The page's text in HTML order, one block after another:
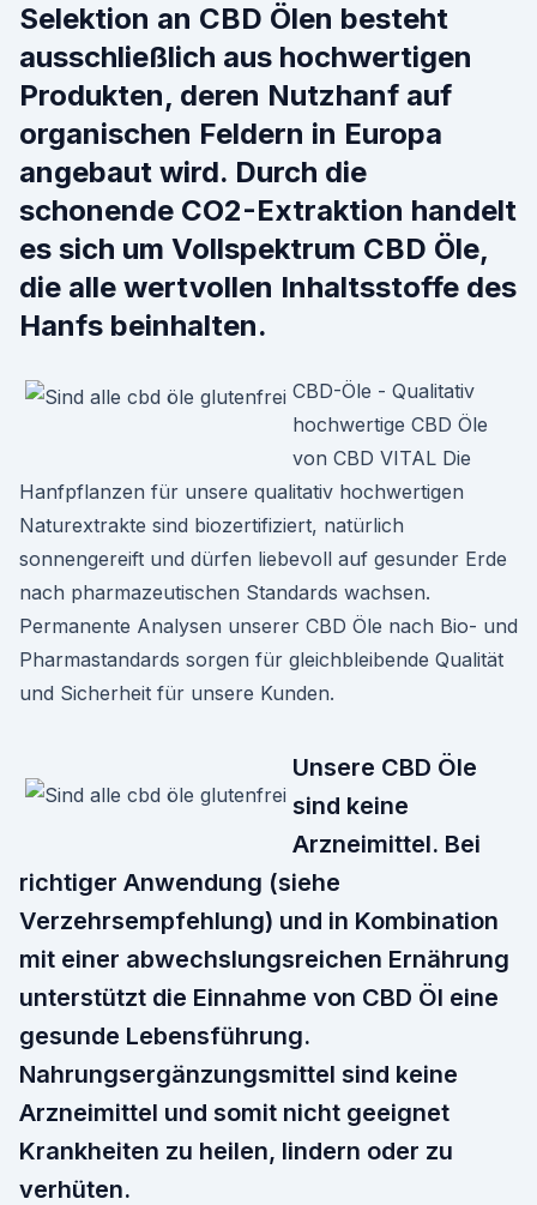
Selektion an CBD Ölen besteht
ausschließlich aus hochwertigen
Produkten, deren Nutzhanf auf
organischen Feldern in Europa
angebaut wird. Durch die
schonende CO2-Extraktion handelt
es sich um Vollspektrum CBD Öle,
die alle wertvollen Inhaltsstoffe des
Hanfs beinhalten.
CBD-Öle - Qualitativ
hochwertige CBD Öle
von CBD VITAL Die
Hanfpflanzen für unsere qualitativ hochwertigen
Naturextrakte sind biozertifiziert, natürlich
sonnengereift und dürfen liebevoll auf gesunder Erde
nach pharmazeutischen Standards wachsen.
Permanente Analysen unserer CBD Öle nach Bio- und
Pharmastandards sorgen für gleichbleibende Qualität
und Sicherheit für unsere Kunden.
Unsere CBD Öle
sind keine
Arzneimittel. Bei
richtiger Anwendung (siehe
Verzehrsempfehlung) und in Kombination
mit einer abwechslungsreichen Ernährung
unterstützt die Einnahme von CBD Öl eine
gesunde Lebensführung.
Nahrungsergänzungsmittel sind keine
Arzneimittel und somit nicht geeignet
Krankheiten zu heilen, lindern oder zu
verhüten.